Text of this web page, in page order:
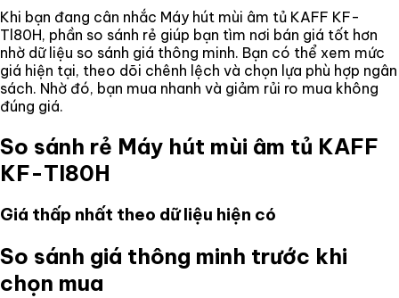
Khi bạn đang cân nhắc Máy hút mùi âm tủ KAFF KF-
Tl80H, phần so sánh rẻ giúp bạn tìm nơi bán giá tốt hơn
nhờ dữ liệu so sánh giá thông minh. Bạn có thể xem mức
giá hiện tại, theo dõi chênh lệch và chọn lựa phù hợp ngân
sách. Nhờ đó, bạn mua nhanh và giảm rủi ro mua không
đúng giá.
So sánh rẻ Máy hút mùi âm tủ KAFF
KF-Tl80H
Giá thấp nhất theo dữ liệu hiện có
So sánh giá thông minh trước khi
chọn mua